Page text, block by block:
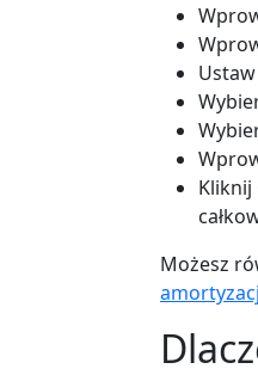
Ustaw
Kliknij
Możesz